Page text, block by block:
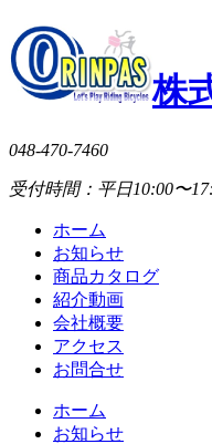
株
048-470-7460
受付時間：平日10:00〜
ホーム
お知らせ
商品カタログ
紹介動画
会社概要
アクセス
お問合せ
ホーム
お知らせ